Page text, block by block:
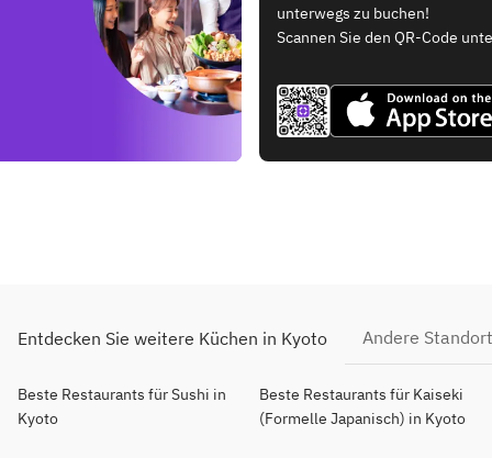
unterwegs zu buchen!
Scannen Sie den QR-Code
Entdecken Sie weitere Küchen in Kyoto Andere
Beste Restaurants für Sushi in
Kyoto
Beste Restaurants für Kaiseki
(Formelle Japanisch) in Kyoto